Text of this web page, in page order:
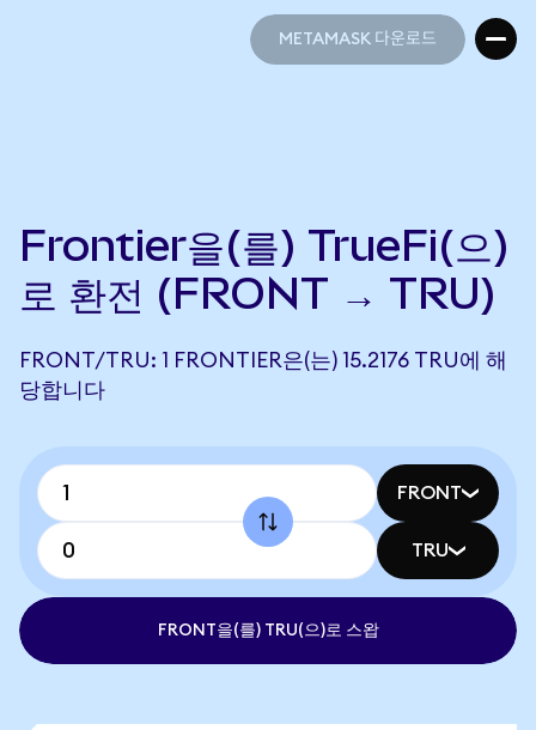
METAMASK 다운로드
Frontier을(를) TrueFi(으)
로 환전 (FRONT → TRU)
FRONT/TRU: 1 FRONTIER은(는) 15.2176 TRU에 해
당합니다
FRONT
TRU
FRONT을(를) TRU(으)로 스왑